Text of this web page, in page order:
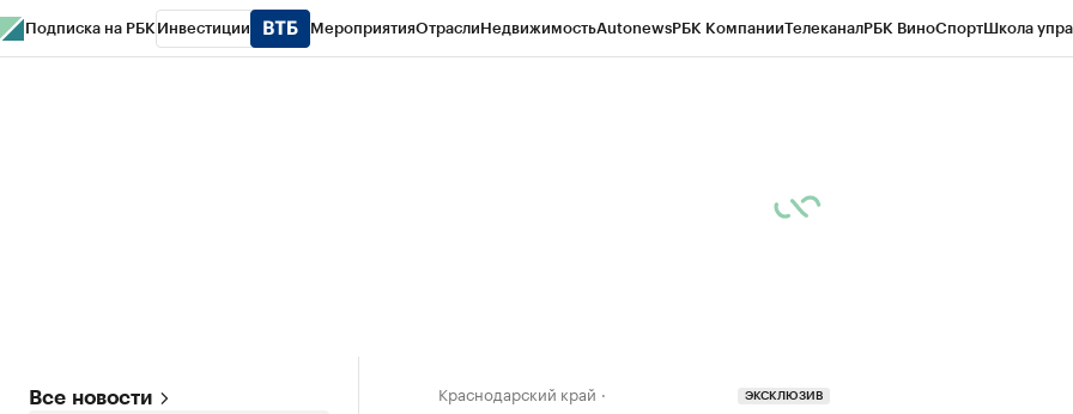
Подписка на РБК Инвестиции МероприятияОтраслиНедвижимостьAutonewsРБК КомпанииТелеканалРБК ВиноСпортШкола
Все новости Краснодарский край ЭКСКЛЮЗИВ